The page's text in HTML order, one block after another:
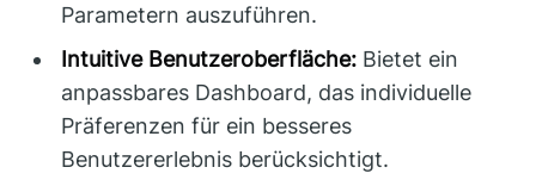
Parametern auszuführen.
Intuitive Benutzeroberfläche: Bietet ein
anpassbares Dashboard, das individuelle
Präferenzen für ein besseres
Benutzererlebnis berücksichtigt.